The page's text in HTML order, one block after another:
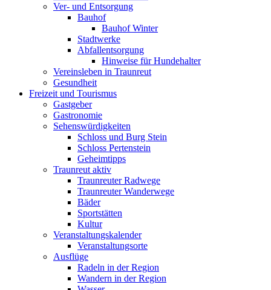
Ver- und Entsorgung
Bauhof
Bauhof Winter
Stadtwerke
Abfallentsorgung
Hinweise für Hundehalter
Vereinsleben in Traunreut
Gesundheit
Freizeit und Tourismus
Gastgeber
Gastronomie
Sehenswürdigkeiten
Schloss und Burg Stein
Schloss Pertenstein
Geheimtipps
Traunreut aktiv
Traunreuter Radwege
Traunreuter Wanderwege
Bäder
Sportstätten
Kultur
Veranstaltungskalender
Veranstaltungsorte
Ausflüge
Radeln in der Region
Wandern in der Region